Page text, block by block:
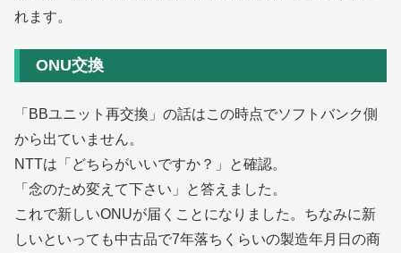
れます。
ONU交換
「BBユニット再交換」の話はこの時点でソフトバンク側
から出ていません。
NTTは「どちらがいいですか？」と確認。
「念のため変えて下さい」と答えました。
これで新しいONUが届くことになりました。ちなみに新
しいといっても中古品で7年落ちくらいの製造年月日の商